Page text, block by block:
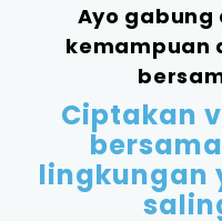
Ayo
kemampuan
Ciptakan
lingkungan